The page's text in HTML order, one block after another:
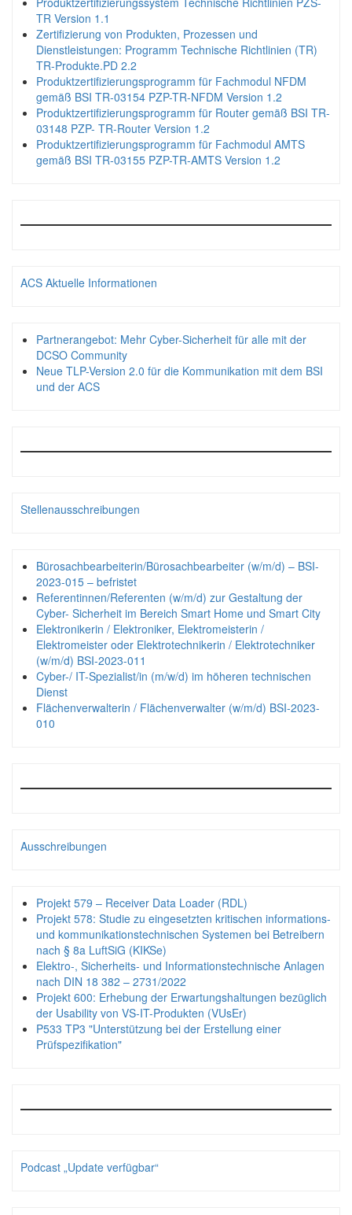
TR Version 1.1
Zertifizierung von Produkten, Prozessen und
Dienstleistungen: Programm Technische Richtlinien (TR)
TR-Produkte.PD 2.2
Produktzertifizierungsprogramm für Fachmodul NFDM
gemäß BSI TR-03154 PZP-TR-NFDM Version 1.2
Produktzertifizierungsprogramm für Router gemäß BSI TR-
03148 PZP- TR-Router Version 1.2
Produktzertifizierungsprogramm für Fachmodul AMTS
gemäß BSI TR-03155 PZP-TR-AMTS Version 1.2
ACS Aktuelle Informationen
Partnerangebot: Mehr Cyber-Sicherheit für alle mit der
DCSO Community
Neue TLP-Version 2.0 für die Kommunikation mit dem BSI
und der ACS
Stellenausschreibungen
Bürosachbearbeiterin/Bürosachbearbeiter (w/m/d) – BSI-
2023-015 – befristet
Referentinnen/Referenten (w/m/d) zur Gestaltung der
Cyber- Sicherheit im Bereich Smart Home und Smart City
Elektronikerin / Elektroniker, Elektromeisterin /
Elektromeister oder Elektrotechnikerin / Elektrotechniker
(w/m/d) BSI-2023-011
Cyber-/ IT-Spezialist/in (m/w/d) im höheren technischen
Dienst
Flächenverwalterin / Flächenverwalter (w/m/d) BSI-2023-
010
Ausschreibungen
Projekt 579 – Receiver Data Loader (RDL)
Projekt 578: Studie zu eingesetzten kritischen informations-
und kommunikationstechnischen Systemen bei Betreibern
nach § 8a LuftSiG (KIKSe)
Elektro-, Sicherheits- und Informationstechnische Anlagen
nach DIN 18 382 – 2731/2022
Projekt 600: Erhebung der Erwartungshaltungen bezüglich
der Usability von VS-IT-Produkten (VUsEr)
P533 TP3 "Unterstützung bei der Erstellung einer
Prüfspezifikation"
Podcast „Update verfügbar“